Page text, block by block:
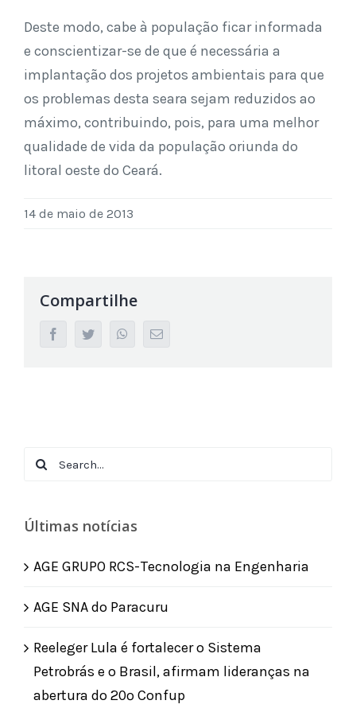
Deste modo, cabe à população ficar informada
e conscientizar-se de que é necessária a
implantação dos projetos ambientais para que
os problemas desta seara sejam reduzidos ao
máximo, contribuindo, pois, para uma melhor
qualidade de vida da população oriunda do
litoral oeste do Ceará.
14 de maio de 2013
Compartilhe
facebooktwitter whatsappEmail
Search
Últimas notícias
AGE GRUPO RCS-Tecnologia na Engenharia
AGE SNA do Paracuru
Reeleger Lula é fortalecer o Sistema
Petrobrás e o Brasil, afirmam lideranças na
abertura do 20º Confup